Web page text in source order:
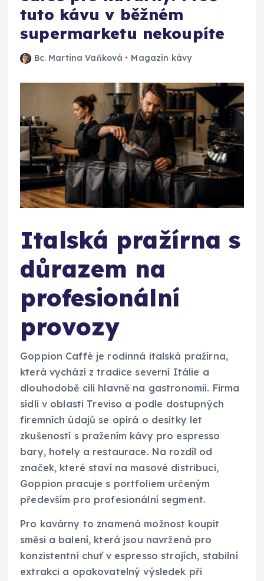
tuto kávu v běžném
supermarketu nekoupíte
Bc. Martina Vaňková Magazín kávy
Italská pražírna s
důrazem na
profesionální
provozy
Goppion Caffè je rodinná italská pražírna,
která vychází z tradice severní Itálie a
dlouhodobě cílí hlavně na gastronomii. Firma
sídlí v oblasti Treviso a podle dostupných
firemních údajů se opírá o desítky let
zkušeností s pražením kávy pro espresso
bary, hotely a restaurace. Na rozdíl od
značek, které staví na masové distribuci,
Goppion pracuje s portfoliem určeným
především pro profesionální segment.
Pro kavárny to znamená možnost koupit
směsi a balení, která jsou navržená pro
konzistentní chuť v espresso strojích, stabilní
extrakci a opakovatelný výsledek při